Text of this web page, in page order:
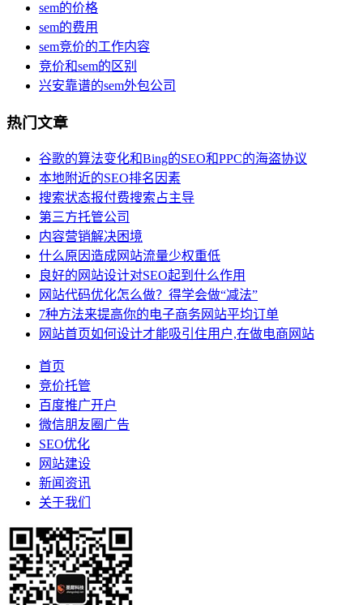
sem的价格
sem的费用
sem竞价的工作内容
竞价和sem的区别
兴安靠谱的sem外包公司
热门文章
谷歌的算法变化和Bing的SEO和PPC的海盗协议
本地附近的SEO排名因素
搜索状态报付费搜索占主导
第三方托管公司
内容营销解决困境
什么原因造成网站流量少权重低
良好的网站设计对SEO起到什么作用
网站代码优化怎么做？得学会做“减法”
7种方法来提高你的电子商务网站平均订单
网站首页如何设计才能吸引住用户,在做电商网站
首页
竞价托管
百度推广开户
微信朋友圈广告
SEO优化
网站建设
新闻资讯
关于我们